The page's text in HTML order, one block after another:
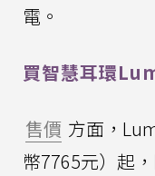
電。
買智慧耳環
售價 方面，
幣7765元）起